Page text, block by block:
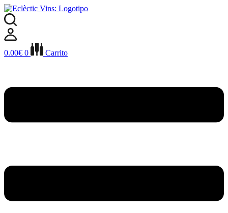
Ir
al
contenido
0.00€ 0 Carrito